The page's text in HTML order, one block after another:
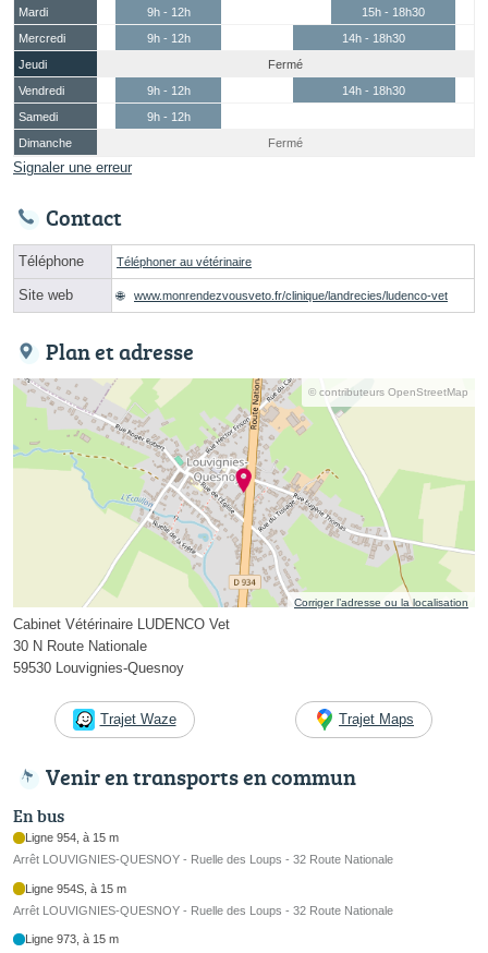
Mardi
9h - 12h
15h - 18h30
Mercredi
9h - 12h
14h - 18h30
Jeudi
Fermé
Vendredi
9h - 12h
14h - 18h30
Samedi
9h - 12h
Dimanche
Fermé
Signaler une erreur
Contact
Téléphone Téléphoner au vétérinaire
Site web www.monrendezvousveto.fr/clinique/landrecies/ludenco-vet
Plan et adresse
© contributeurs OpenStreetMap
Corriger l’adresse ou la localisation
Cabinet Vétérinaire LUDENCO Vet
30 N Route Nationale
59530 Louvignies-Quesnoy
Trajet Waze Trajet Maps
Venir en transports en commun
En bus
Ligne 954, à 15 m
Arrêt LOUVIGNIES-QUESNOY - Ruelle des Loups - 32 Route Nationale
Ligne 954S, à 15 m
Arrêt LOUVIGNIES-QUESNOY - Ruelle des Loups - 32 Route Nationale
Ligne 973, à 15 m